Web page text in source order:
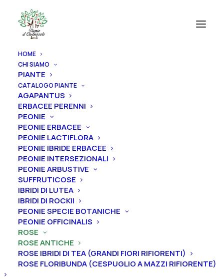
HOME
CHI SIAMO
PIANTE
CATALOGO PIANTE
AGAPANTUS
ERBACEE PERENNI
PEONIE
PEONIE ERBACEE
PEONIE LACTIFLORA
PEONIE IBRIDE ERBACEE
PEONIE INTERSEZIONALI
PEONIE ARBUSTIVE
SUFFRUTICOSE
IBRIDI DI LUTEA
IBRIDI DI ROCKII
PEONIE SPECIE BOTANICHE
PEONIE OFFICINALIS
ROSE
ROSE ANTICHE
ROSE IBRIDI DI TEA (GRANDI FIORI RIFIORENTI)
ROSE FLORIBUNDA (CESPUGLIO A MAZZI RIFIORENTE)
Home Rose Rose antiche
Rosa antica centifolia muscosa “Eugenie Guinoisseau”